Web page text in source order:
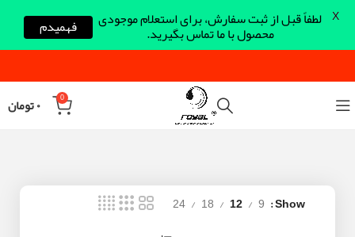
0 ۰تومان
Show
9
12
18
24
لطفاً قبل از ثبت سفارش، برای استعلام موجودی
محصول با ما تماس بگیرید. فهمیدم X